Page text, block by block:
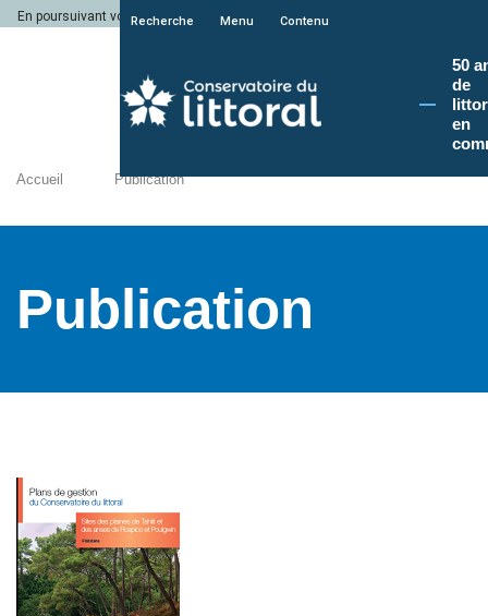
En poursuivant votre navigation sur le site du Conservatoire du littoral, vous
Recherche Menu Contenu
50
de
en
Accueil Publication
Publication